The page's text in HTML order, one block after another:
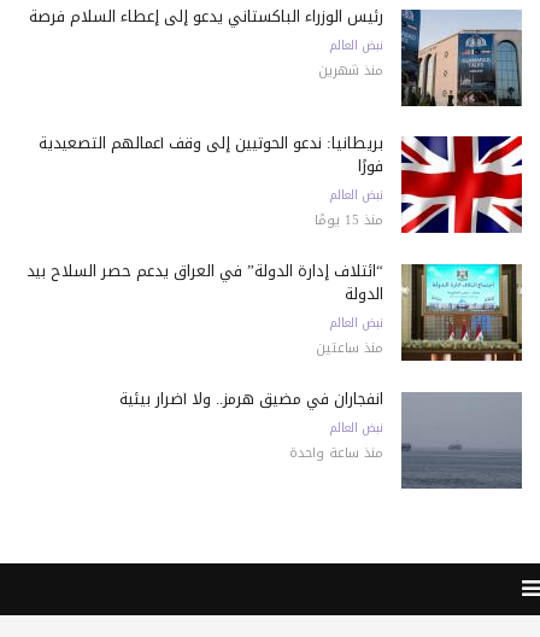
رئيس الوزراء الباكستاني يدعو إلى إعطاء السلام فرصة
نبض العالم
منذ شهرين
بريطانيا: ندعو الحوثيين إلى وقف أعمالهم التصعيدية
فورًا
نبض العالم
منذ 15 يومًا
“ائتلاف إدارة الدولة” في العراق يدعم حصر السلاح بيد
الدولة
نبض العالم
منذ ساعتين
انفجاران في مضيق هرمز.. ولا أضرار بيئية
نبض العالم
منذ ساعة واحدة